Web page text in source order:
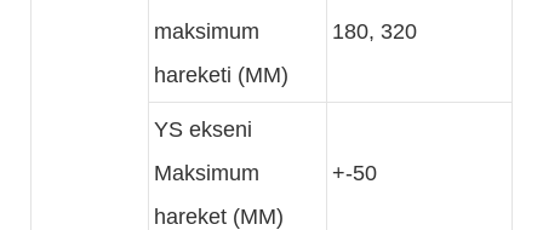
maksimum
hareketi (MM)
180, 320
YS ekseni
Maksimum
hareket (MM)
+-50